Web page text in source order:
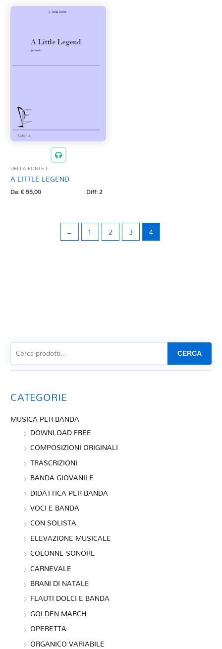
MOZART W. A. (trascr. V. Correnti)
RICOTTA G.
SCHUBERT - GOUNOD (tracsr. D. Pedrazzini)
VERDI G. (trascr. S. Maggioni)
ZOIA S.
DELLA FONTE L.
A LITTLE LEGEND
Da:€55,00 Diff: 2
← 1 2 3 4
CERCA
CATEGORIE
MUSICA PER BANDA
DOWNLOAD FREE
COMPOSIZIONI ORIGINALI
TRASCRIZIONI
BANDA GIOVANILE
DIDATTICA PER BANDA
VOCI E BANDA
CON SOLISTA
ELEVAZIONE MUSICALE
COLONNE SONORE
CARNEVALE
BRANI DI NATALE
FLAUTI DOLCI E BANDA
GOLDEN MARCH
OPERETTA
ORGANICO VARIABILE